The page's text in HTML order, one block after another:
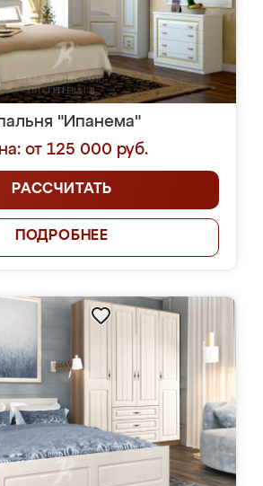
"Ипанема"
от 125 000 руб.
РАССЧИТАТЬ
ПОДРОБНЕЕ